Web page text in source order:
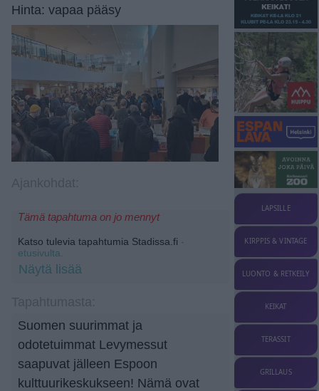
Hinta: vapaa pääsy
Tämä tapahtuma on jo mennyt
Katso tulevia tapahtumia Stadissa.fi -
etusivulta.
Näytä lisää
Suomen suurimmat ja
odotetuimmat Levymessut
saapuvat jälleen Espoon
kulttuurikeskukseen! Nämä ovat
LAPSILLE
KIRPPIS & VINTAGE
LUONTO & RETKEILY
KEIKAT
TERASSIT
GRILLAUS